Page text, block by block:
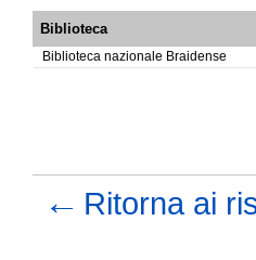
Biblioteca
Biblioteca nazionale Braidense
← Ritorna ai